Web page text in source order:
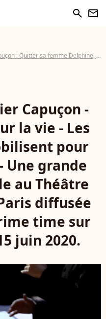
search newsletter
sa femme Delphine, son "erreur de jeunesse"...
Capuçon -
la vie - Les
pour
Une grande
au Théâtre
diffusée
time sur
juin 2020.